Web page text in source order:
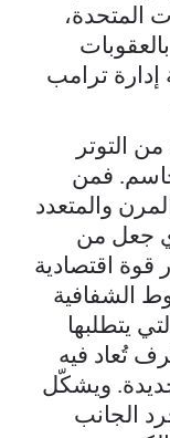
المتحدة،
إدارة ترامب
التوتر
فمن
والمتعدد
جعل من
اقتصادية
الشفافية
يتطلبها
تُعاد فيه
ويشكّل
الجانب